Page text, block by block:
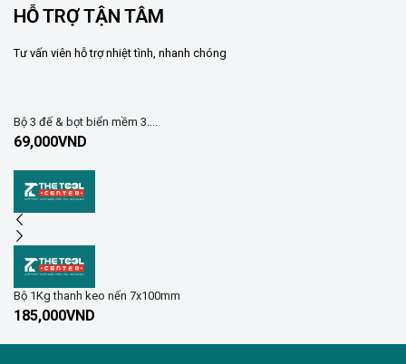
HỖ TRỢ TẬN TÂM
Tư vấn viên hỗ trợ nhiệt tình, nhanh chóng
Bộ 3 đế & bọt biển mềm 3....
69,000VND
Bộ 1Kg thanh keo nến 7x100mm
185,000VND